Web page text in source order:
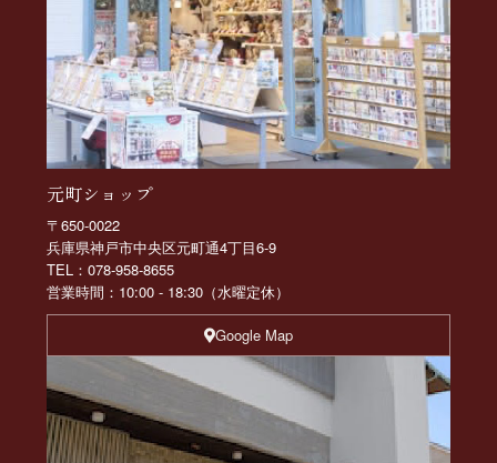
元町ショップ
〒650-0022
兵庫県神戸市中央区元町通4丁目6-9
TEL：078-958-8655
営業時間：10:00 - 18:30（水曜定休）
Google Map